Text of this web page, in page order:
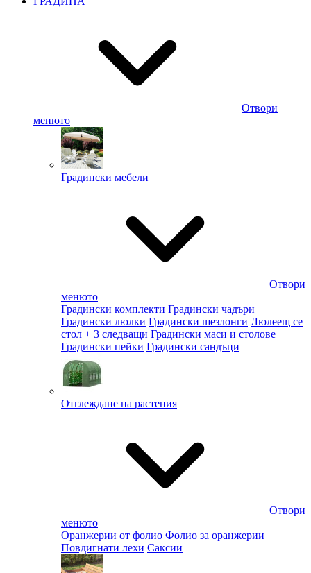
Отвори
менюто
Градински мебели
Отвори
менюто
Градински комплекти Градински чадъри
Градински люлки Градински шезлонги Люлеещ се
стол + 3 следващи Градински маси и столове
Градински пейки Градински сандъци
Отглеждане на растения
Отвори
менюто
Оранжерии от фолио Фолио за оранжерии
Повдигнати лехи Саксии